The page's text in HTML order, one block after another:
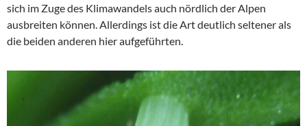
sich im Zuge des Klimawandels auch nördlich der Alpen
ausbreiten können. Allerdings ist die Art deutlich seltener als
die beiden anderen hier aufgeführten.